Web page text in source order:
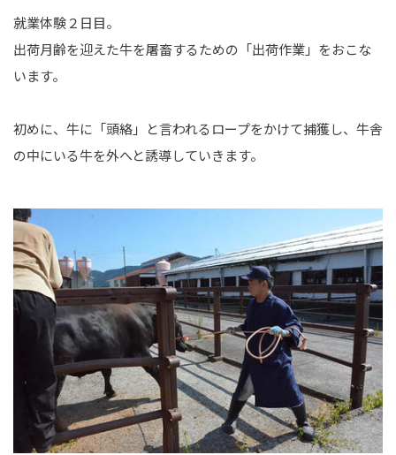
就業体験２日目。
出荷月齢を迎えた牛を屠畜するための「出荷作業」をおこな
います。
初めに、牛に「頭絡」と言われるロープをかけて捕獲し、牛舎
の中にいる牛を外へと誘導していきます。